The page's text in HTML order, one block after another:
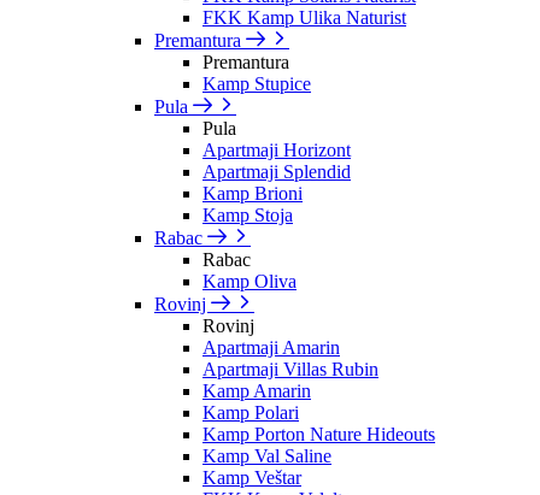
FKK Kamp Ulika Naturist
Premantura
Premantura
Kamp Stupice
Pula
Pula
Apartmaji Horizont
Apartmaji Splendid
Kamp Brioni
Kamp Stoja
Rabac
Rabac
Kamp Oliva
Rovinj
Rovinj
Apartmaji Amarin
Apartmaji Villas Rubin
Kamp Amarin
Kamp Polari
Kamp Porton Nature Hideouts
Kamp Val Saline
Kamp Veštar